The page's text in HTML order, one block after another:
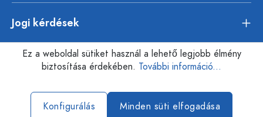
Jogi kérdések
Ez a weboldal sütiket használ a lehető legjobb élmény
biztosítása érdekében. További információ...
Konfigurálás Minden süti elfogadása